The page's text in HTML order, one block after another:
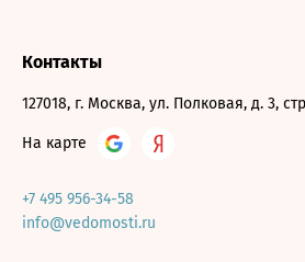
Контакты
127018, г. Москва, ул. Полковая, д. 3,
На карте
+7 495 956-34-58
info@vedomosti.ru